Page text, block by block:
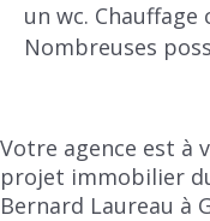
un wc.
Nombreuses
Votre agence est à
projet immobilier
Bernard Laureau à